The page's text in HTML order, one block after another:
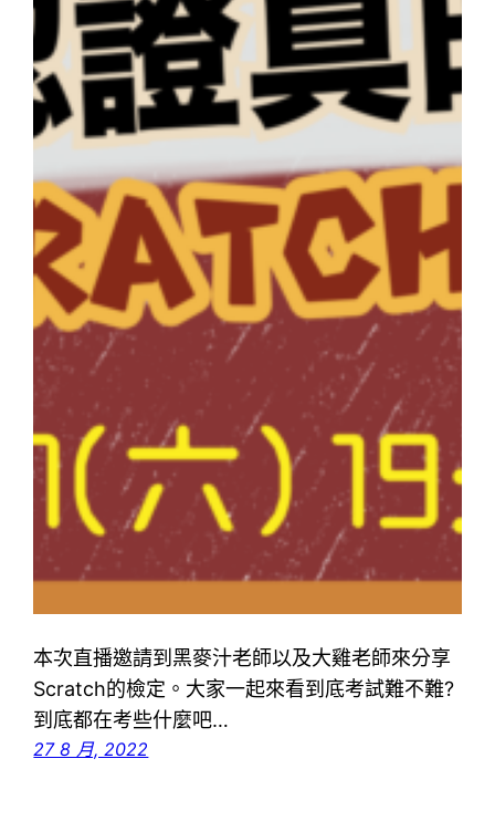
本次直播邀請到黑麥汁老師以及大雞老師來分享
Scratch的檢定。大家一起來看到底考試難不難?
到底都在考些什麼吧…
27 8 月, 2022